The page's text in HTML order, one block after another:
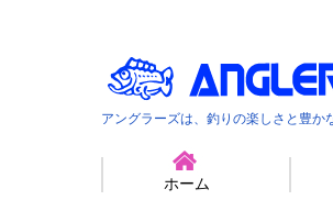
アングラーズは、釣りの楽しさと豊
ホーム